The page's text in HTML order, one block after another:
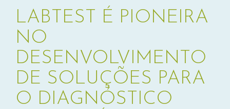
LABTEST É PIONEIRA
NO
DESENVOLVIMENTO
DE SOLUÇÕES PARA
O DIAGNÓSTICO